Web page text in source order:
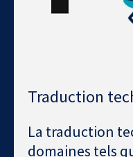
Traduction
La traduction
domaines tels